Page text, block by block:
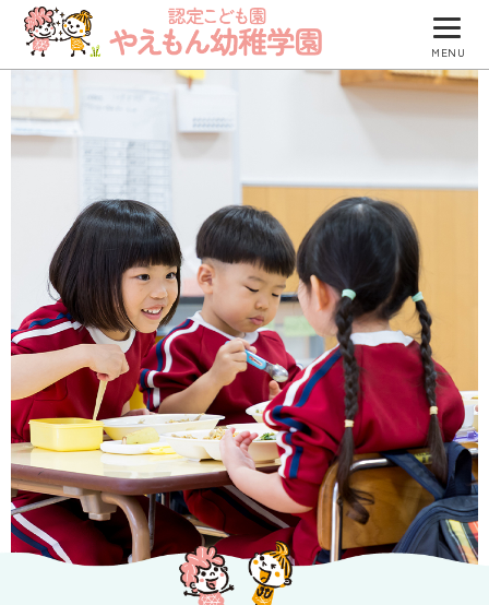
MENU
園について
園での生活
防災について
入園のご案内
園のブログ
つくしグループ